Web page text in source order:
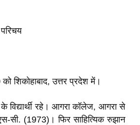
शिकोहाबाद, उत्तर प्रदेश में।
के विद्यार्थी रहे। आगरा कॉलेज, आगरा से
सी. (1973)। फिर साहित्यिक रुझान